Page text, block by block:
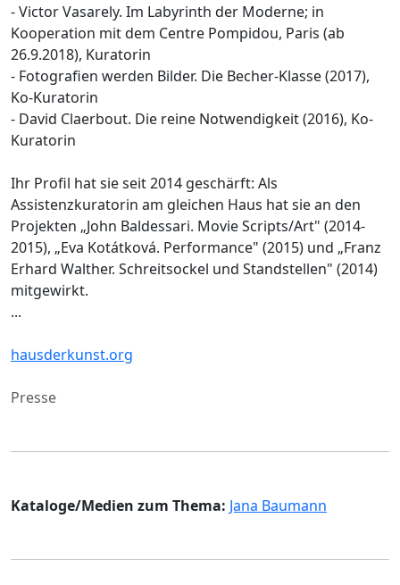
- Victor Vasarely. Im Labyrinth der Moderne; in
Kooperation mit dem Centre Pompidou, Paris (ab
26.9.2018), Kuratorin
- Fotografien werden Bilder. Die Becher-Klasse (2017),
Ko-Kuratorin
- David Claerbout. Die reine Notwendigkeit (2016), Ko-
Kuratorin
Ihr Profil hat sie seit 2014 geschärft: Als
Assistenzkuratorin am gleichen Haus hat sie an den
Projekten „John Baldessari. Movie Scripts/Art" (2014-
2015), „Eva Kotátková. Performance" (2015) und „Franz
Erhard Walther. Schreitsockel und Standstellen" (2014)
mitgewirkt.
...
hausderkunst.org
Presse
Kataloge/Medien zum Thema: Jana Baumann